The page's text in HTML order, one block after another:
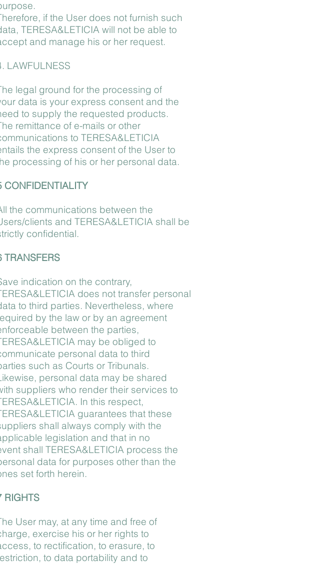
if the User does not furnish such
TERESA&LETICIA will not be able to
and manage his or her request.
LAWFULNESS
legal ground for the processing of
data is your express consent and the
to supply the requested products.
remittance of e-mails or other
to TERESA&LETICIA
the express consent of the User to
processing of his or her personal data.
CONFIDENTIALITY
the communications between the
clients and TERESA&LETICIA shall be
confidential.
TRANSFERS
indication on the contrary,
does not transfer personal
to third parties. Nevertheless, where
by the law or by an agreement
between the parties,
may be obliged to
personal data to third
such as Courts or Tribunals.
personal data may be shared
suppliers who render their services to
In this respect,
guarantees that these
shall always comply with the
legislation and that in no
shall TERESA&LETICIA process the
data for purposes other than the
set forth herein.
RIGHTS
User may, at any time and free of
exercise his or her rights to
to rectification, to erasure, to
to data portability and to